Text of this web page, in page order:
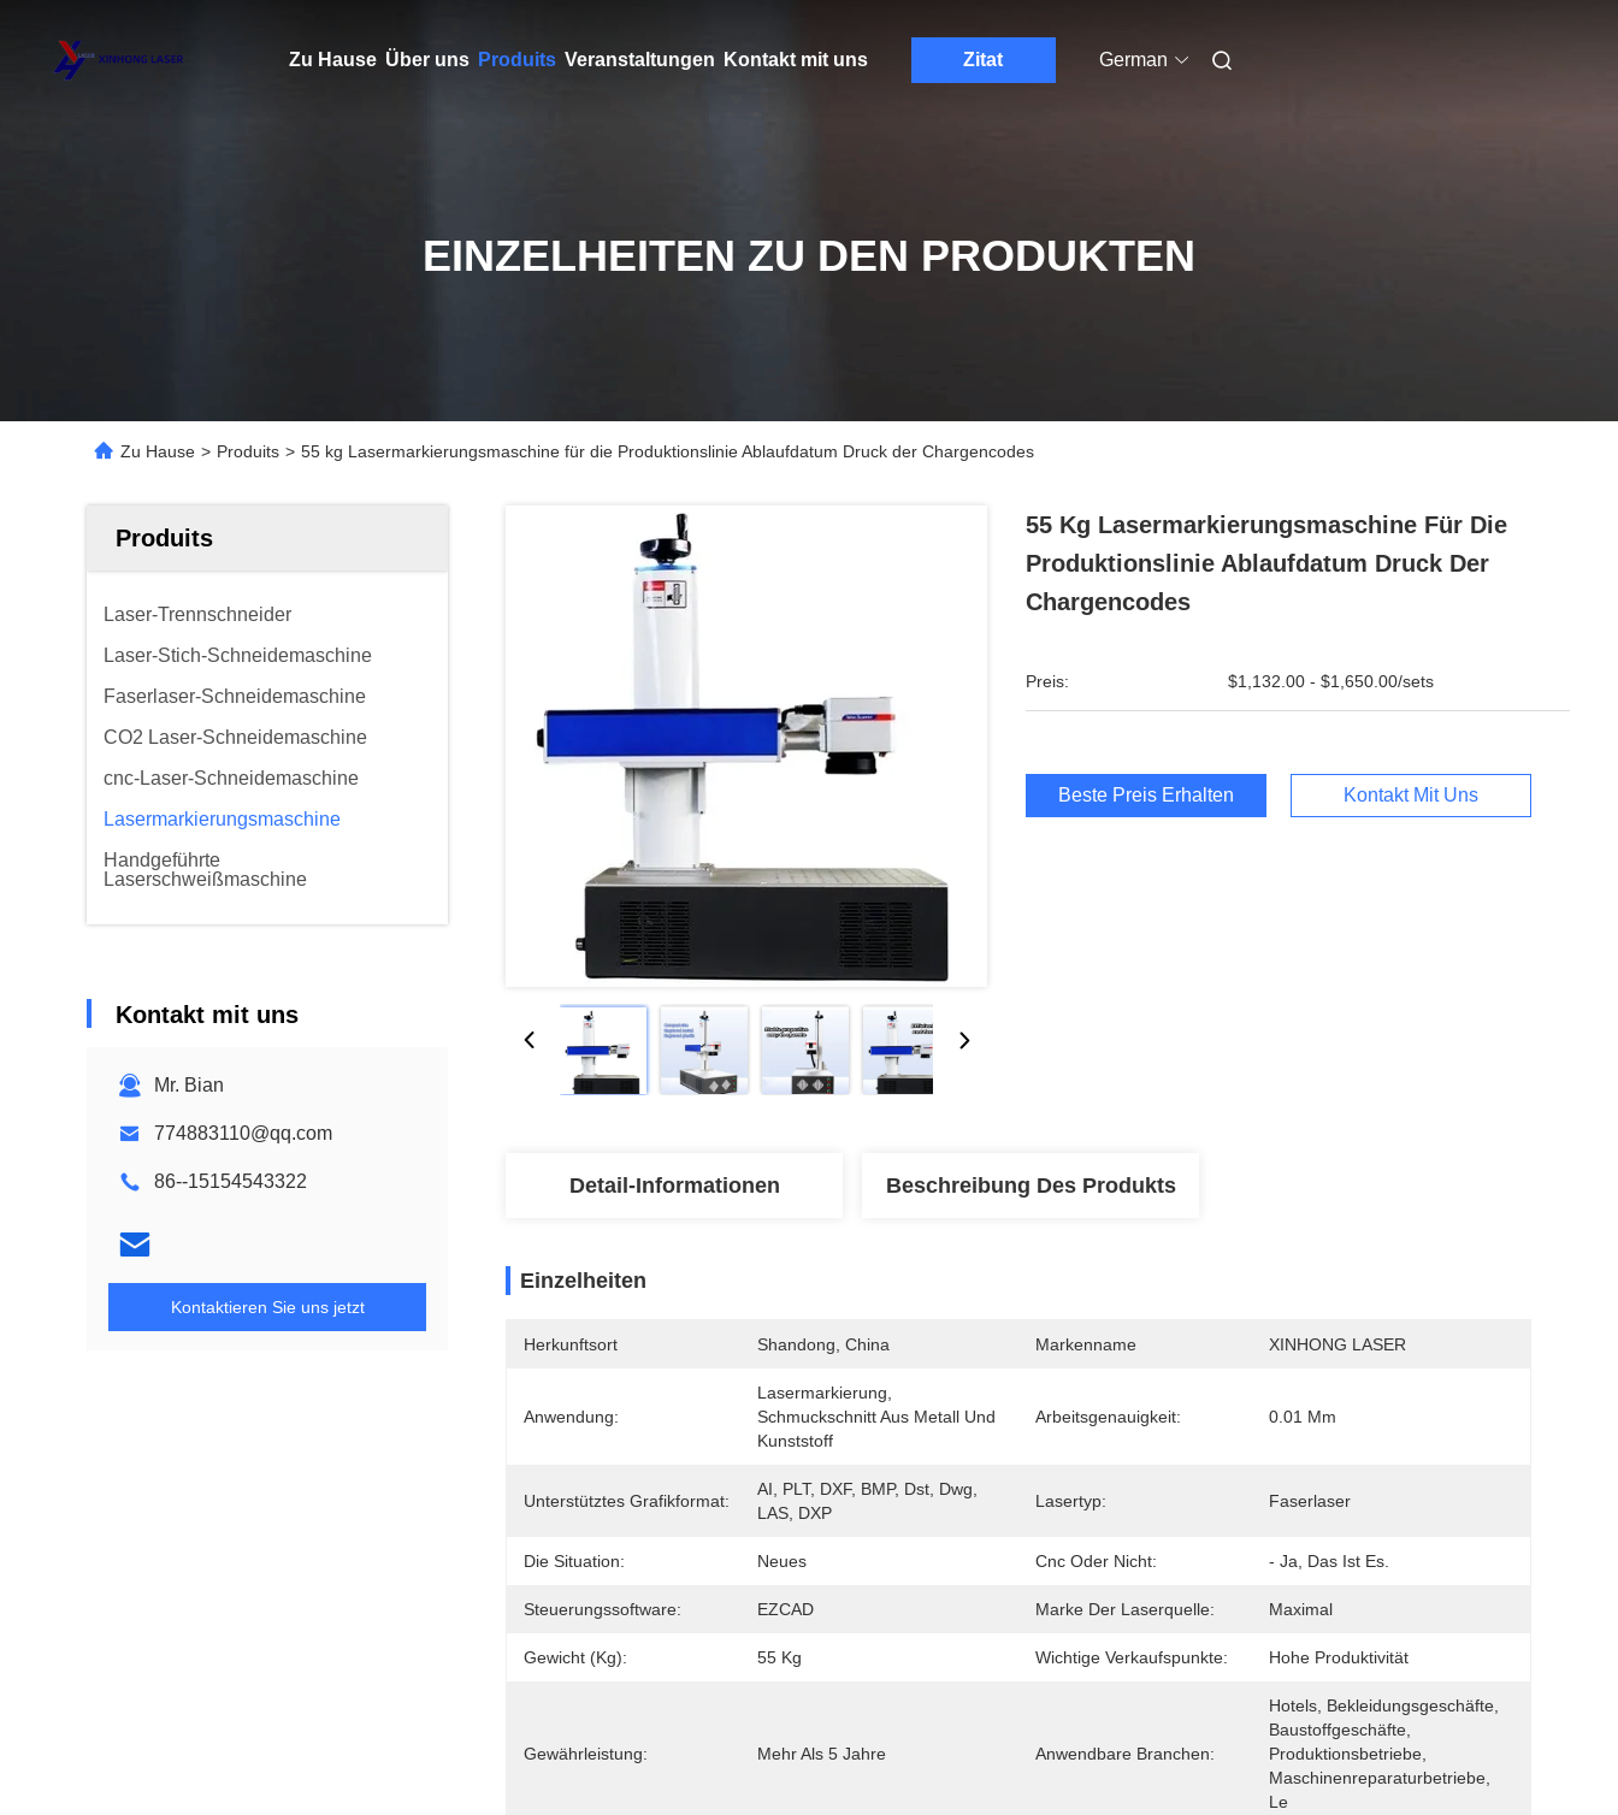
Zu Hause Über uns Produits Veranstaltungen Kontakt mit uns Zitat German
EINZELHEITEN ZU DEN PRODUKTEN
Zu Hause > Produits > 55 kg Lasermarkierungsmaschine für die Produktionslinie Ablaufdatum Druck der Chargencodes
Produits
Laser-Trennschneider
Laser-Stich-Schneidemaschine
Faserlaser-Schneidemaschine
CO2 Laser-Schneidemaschine
cnc-Laser-Schneidemaschine
Lasermarkierungsmaschine
Handgeführte
Laserschweißmaschine
Kontakt mit uns
Mr. Bian
774883110@qq.com
86--15154543322
Kontaktieren Sie uns jetzt
55 Kg Lasermarkierungsmaschine Für Die
Produktionslinie Ablaufdatum Druck Der
Chargencodes
Preis: $1,132.00 - $1,650.00/sets
Beste Preis Erhalten Kontakt Mit Uns
Detail-Informationen Beschreibung Des Produkts
Einzelheiten
Herkunftsort Shandong, China Markenname XINHONG LASER
Anwendung:
Lasermarkierung,
Schmuckschnitt Aus Metall Und
Kunststoff
Arbeitsgenauigkeit: 0.01 Mm
Unterstütztes Grafikformat:
AI, PLT, DXF, BMP, Dst, Dwg,
LAS, DXP
Lasertyp: Faserlaser
Die Situation: Neues Cnc Oder Nicht: - Ja, Das Ist Es.
Steuerungssoftware: EZCAD Marke Der Laserquelle: Maximal
Gewicht (Kg): 55 Kg Wichtige Verkaufspunkte: Hohe Produktivität
Gewährleistung: Mehr Als 5 Jahre Anwendbare Branchen:
Hotels, Bekleidungsgeschäfte,
Baustoffgeschäfte,
Produktionsbetriebe,
Maschinenreparaturbetriebe,
Le